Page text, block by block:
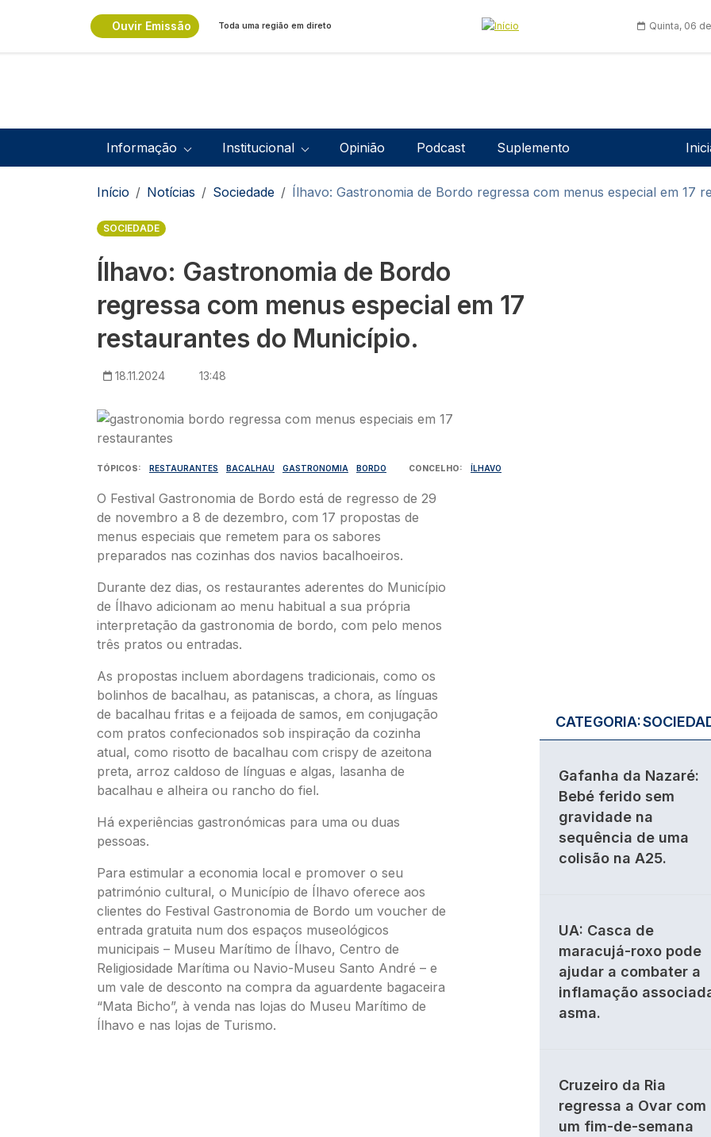
Ouvir Emissão Toda uma região em direto Quinta, 06
Navegação principal
Informação Institucional Opinião Podcast Suplemento
Navegação estrutural
Início Notícias Sociedade Ílhavo: Gastronomia de Bordo regressa com menus especial em 17
SOCIEDADE
Ílhavo: Gastronomia de Bordo
regressa com menus especial em 17
restaurantes do Município.
18.11.2024 13:48
Imagem
TÓPICOS RESTAURANTES BACALHAU GASTRONOMIA BORDO CONCELHO ÍLHAVO
O Festival Gastronomia de Bordo está de regresso de 29
de novembro a 8 de dezembro, com 17 propostas de
menus especiais que remetem para os sabores
preparados nas cozinhas dos navios bacalhoeiros.
Durante dez dias, os restaurantes aderentes do Município
de Ílhavo adicionam ao menu habitual a sua própria
interpretação da gastronomia de bordo, com pelo menos
três pratos ou entradas.
As propostas incluem abordagens tradicionais, como os
bolinhos de bacalhau, as pataniscas, a chora, as línguas
de bacalhau fritas e a feijoada de samos, em conjugação
com pratos confecionados sob inspiração da cozinha
atual, como risotto de bacalhau com crispy de azeitona
preta, arroz caldoso de línguas e algas, lasanha de
bacalhau e alheira ou rancho do fiel.
Há experiências gastronómicas para uma ou duas
pessoas.
Para estimular a economia local e promover o seu
património cultural, o Município de Ílhavo oferece aos
clientes do Festival Gastronomia de Bordo um voucher de
entrada gratuita num dos espaços museológicos
municipais – Museu Marítimo de Ílhavo, Centro de
Religiosidade Marítima ou Navio-Museu Santo André – e
um vale de desconto na compra da aguardente bagaceira
“Mata Bicho”, à venda nas lojas do Museu Marítimo de
Ílhavo e nas lojas de Turismo.
CATEGORIA:
Gafanha da Nazaré:
Bebé ferido sem
gravidade na
sequência de uma
colisão na A25.
UA: Casca de
maracujá-roxo pode
ajudar a combater a
inflamação
asma.
Cruzeiro da Ria
regressa a Ovar com
um fim-de-semana